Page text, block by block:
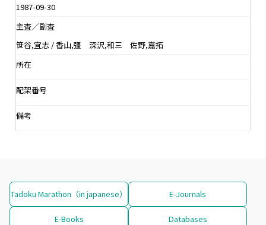
1987-09-30
主査／副査
笹谷,宜志 / 香山,彊 深沢,和三 佐野,嘉拓
所在
配架番号
備考
Tadoku Marathon（in japanese） E-Journals
E-Books Databases